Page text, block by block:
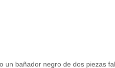
un bañador negro de dos piezas